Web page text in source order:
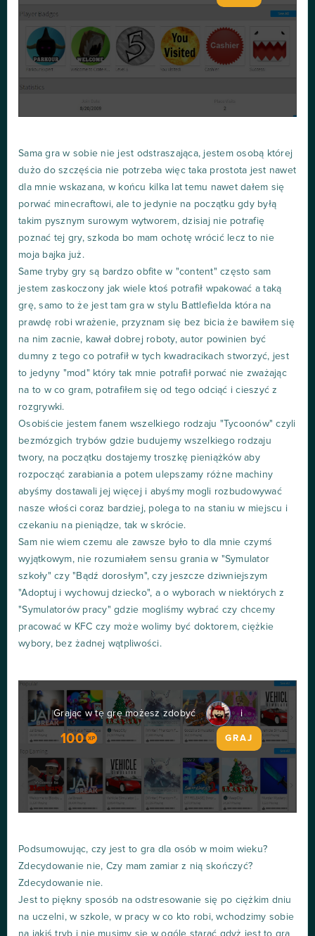
Sama gra w sobie nie jest odstraszająca, jestem osobą której
dużo do szczęścia nie potrzeba więc taka prostota jest nawet
dla mnie wskazana, w końcu kilka lat temu nawet dałem się
porwać minecraftowi, ale to jedynie na początku gdy byłą
takim pysznym surowym wytworem, dzisiaj nie potrafię
poznać tej gry, szkoda bo mam ochotę wrócić lecz to nie
moja bajka już.
Same tryby gry są bardzo obfite w "content" często sam
jestem zaskoczony jak wiele ktoś potrafił wpakować a taką
grę, samo to że jest tam gra w stylu Battlefielda która na
prawdę robi wrażenie, przyznam się bez bicia że bawiłem się
na nim zacnie, kawał dobrej roboty, autor powinien być
dumny z tego co potrafił w tych kwadracikach stworzyć, jest
to jedyny "mod" który tak mnie potrafił porwać nie zważając
na to w co gram, potrafiłem się od tego odciąć i cieszyć z
rozgrywki.
Osobiście jestem fanem wszelkiego rodzaju "Tycoonów" czyli
bezmózgich trybów gdzie budujemy wszelkiego rodzaju
twory, na początku dostajemy troszkę pieniążków aby
rozpocząć zarabiania a potem ulepszamy różne machiny
abyśmy dostawali jej więcej i abyśmy mogli rozbudowywać
nasze włości coraz bardziej, polega to na staniu w miejscu i
czekaniu na pieniądze, tak w skrócie.
Sam nie wiem czemu ale zawsze było to dla mnie czymś
wyjątkowym, nie rozumiałem sensu grania w "Symulator
szkoły" czy "Bądź dorosłym", czy jeszcze dziwniejszym
"Adoptuj i wychowuj dziecko", a o wyborach w niektórych z
"Symulatorów pracy" gdzie mogliśmy wybrać czy chcemy
pracować w KFC czy może wolimy być doktorem, ciężkie
wybory, bez żadnej wątpliwości.
Grając w tę grę możesz zdobyć i
100 GRAJ
Podsumowując, czy jest to gra dla osób w moim wieku?
Zdecydowanie nie, Czy mam zamiar z nią skończyć?
Zdecydowanie nie.
Jest to piękny sposób na odstresowanie się po ciężkim dniu
na uczelni, w szkole, w pracy w co kto robi, wchodzimy sobie
na jakiś tryb i nie musimy się w ogóle starać gdyż jest to gra